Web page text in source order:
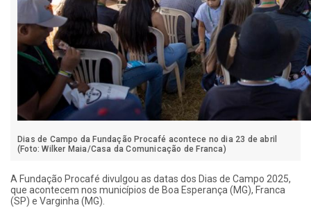
Dias de Campo da Fundação Procafé acontece no dia 23 de abril
(Foto: Wilker Maia/Casa da Comunicação de Franca)
A Fundação Procafé divulgou as datas dos Dias de Campo 2025,
que acontecem nos municípios de Boa Esperança (MG), Franca
(SP) e Varginha (MG).